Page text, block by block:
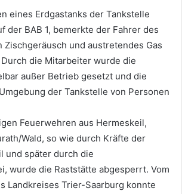
eines Erdgastanks der Tankstelle
der BAB 1, bemerkte der Fahrer des
Zischgeräusch und austretendes Gas
Durch die Mitarbeiter wurde die
außer Betrieb gesetzt und die
der Tankstelle von Personen
Feuerwehren aus Hermeskeil,
Wald, so wie durch Kräfte der
und später durch die
wurde die Raststätte abgesperrt. Vom
Landkreises Trier-Saarburg konnte